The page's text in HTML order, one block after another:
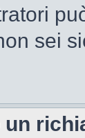
sei
un